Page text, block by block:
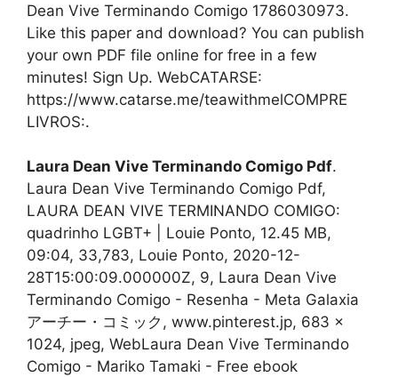
Dean Vive Terminando Comigo 1786030973.
Like this paper and download? You can publish
your own PDF file online for free in a few
minutes! Sign Up. WebCATARSE:
https://www.catarse.me/teawithmelCOMPRE
LIVROS:.
Laura Dean Vive Terminando Comigo Pdf.
Laura Dean Vive Terminando Comigo Pdf,
LAURA DEAN VIVE TERMINANDO COMIGO:
quadrinho LGBT+ | Louie Ponto, 12.45 MB,
09:04, 33,783, Louie Ponto, 2020-12-
28T15:00:09.000000Z, 9, Laura Dean Vive
Terminando Comigo - Resenha - Meta Galaxia
アーチー・コミック, www.pinterest.jp, 683 x
1024, jpeg, WebLaura Dean Vive Terminando
Comigo - Mariko Tamaki - Free ebook